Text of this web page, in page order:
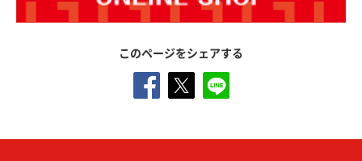
このページをシェアする